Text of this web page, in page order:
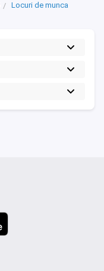
Locuri de munca